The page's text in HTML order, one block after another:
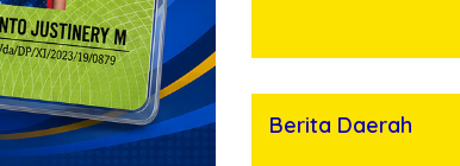
Klip
Berita Daerah